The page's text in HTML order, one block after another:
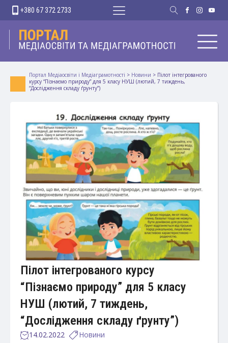
+380 67 372 2733
Портал Медіаосвіти і Медіаграмотності > Новини > Пілот інтегрованого
курсу “Пізнаємо природу” для 5 класу НУШ (лютий, 7 тиждень,
“Дослідження складу ґрунту”)
Пілот інтегрованого курсу
“Пізнаємо природу” для 5 класу
НУШ (лютий, 7 тиждень,
“Дослідження складу ґрунту”)
14.02.2022 Новини